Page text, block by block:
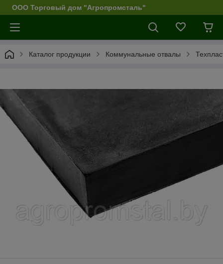
ООО Торговый дом "Агропромсталь"
Каталог продукции Коммунальные отвалы